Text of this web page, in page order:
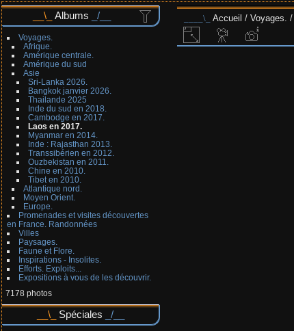
Albums
Voyages.
Afrique.
Amérique centrale.
Amérique du sud
Asie
Sri-Lanka 2026.
Bangkok janvier 2026.
Thailande 2025
Inde du sud en 2018.
Cambodge en 2017.
Laos en 2017.
Myanmar en 2014.
Inde : Rajasthan 2013.
Transsibérien en 2012.
Ouzbekistan en 2011.
Chine en 2010.
Tibet en 2010.
Atlantique nord.
Moyen Orient.
Europe.
Promenades et visites découvertes
en France. Randonnées
Villes
Paysages.
Faune et Flore.
Inspirations - Insolites.
Efforts. Exploits...
Expositions à vous de les découvrir.
7178 photos
Spéciales
Accueil / Voyages. /